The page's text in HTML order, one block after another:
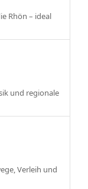
Rhön – ideal
und regionale
Verleih und